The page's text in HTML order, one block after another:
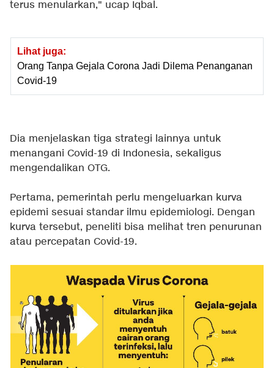
terus menularkan," ucap Iqbal.
Lihat juga:
Orang Tanpa Gejala Corona Jadi Dilema Penanganan
Covid-19
Dia menjelaskan tiga strategi lainnya untuk
menangani Covid-19 di Indonesia, sekaligus
mengendalikan OTG.
Pertama, pemerintah perlu mengeluarkan kurva
epidemi sesuai standar ilmu epidemiologi. Dengan
kurva tersebut, peneliti bisa melihat tren penurunan
atau percepatan Covid-19.